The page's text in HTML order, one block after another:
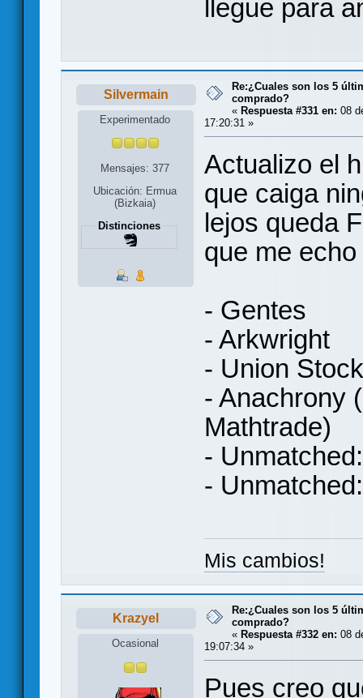
llegue para
Silvermain
Experimentado
Mensajes: 377
Ubicación: Ermua
(Bizkaia)
Distinciones
Re:¿Cuales son los 5
comprado?
« Respuesta #331 en: 08
17:20:31 »
Actualizo el
que caiga
lejos queda
que me
- Gentes
- Arkwright
- Union
- Anachrony
Mathtrade)
-
-
Mis cambios!
Krazyel
Ocasional
Re:¿Cuales son los 5
comprado?
« Respuesta #332 en: 08
19:07:34 »
Pues creo